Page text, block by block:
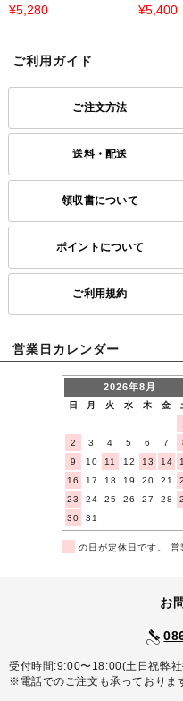
¥5,280 ¥5,400
ご利用ガイド
ご注文方法
送料・配送
領収書について
ポイントについて
ご利用規約
営業日カレンダー
2026年8月
日 月 火 水 木 金
2
3 4 5 6 7
9
10 11 12 13 14
16
17 18 19 20 21
23
24 25 26 27 28
30
31
の日が定休日です。
お
受付時間:9:00〜18:00(土日祝弊
※電話でのご注文も承っておりま